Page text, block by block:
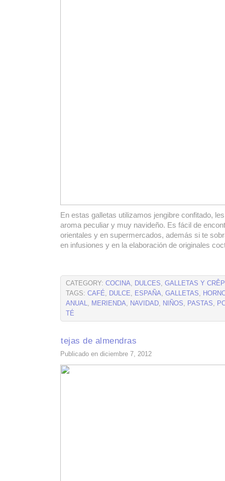
En estas galletas utilizamos jengibre confitado,
aroma peculiar y muy navideño. Es fácil de
orientales y en supermercados, además si te
en infusiones y en la elaboración de originales
CATEGORY: COCINA, DULCES, GALLETAS Y
TAGS: CAFÉ, DULCE, ESPAÑA, GALLETAS,
ANUAL, MERIENDA, NAVIDAD, NIÑOS, PASTAS,
TÉ
tejas de almendras
Publicado en diciembre 7, 2012